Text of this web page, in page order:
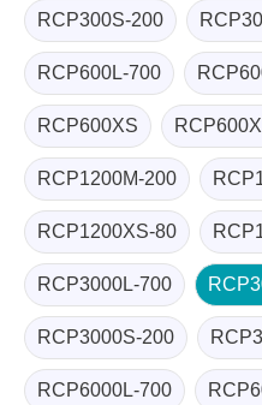
RCP300S-200
RCP600L-700
RCP600XS
RCP1200M-200
RCP1200XS-80
RCP3000L-700
RCP3000S-200
RCP6000L-700